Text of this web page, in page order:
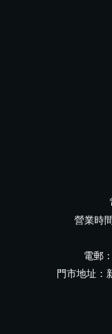
營業時
電郵
門市地址：